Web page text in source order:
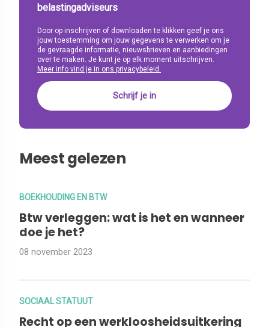
belastingadviseurs
Door op inschrijven of downloaden te klikken geef je ons
jouw toestemming om jouw gegevens te verwerken om je
de gevraagde informatie, nieuwsbrieven en aanbiedingen
over te maken. Je kunt je op elk moment uitschrijven.
Meer info vind je in ons privacybeleid.
Meest gelezen
BOEKHOUDING EN BTW
Btw verleggen: wat is het en wanneer
doe je het?
08 november 2023
SOCIAAL STATUUT
Recht op een werkloosheidsuitkering